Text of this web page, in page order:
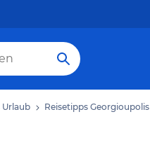
Urlaub Reisetipps Georgioupolis